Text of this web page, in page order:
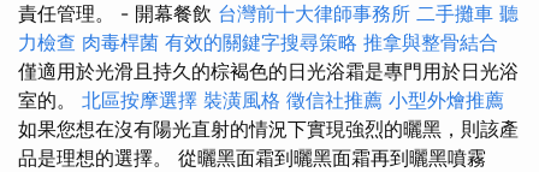
責任管理。 - 開幕餐飲 台灣前十大律師事務所 二手攤車 聽
力檢查 肉毒桿菌 有效的關鍵字搜尋策略 推拿與整骨結合
僅適用於光滑且持久的棕褐色的日光浴霜是專門用於日光浴
室的。 北區按摩選擇 裝潢風格 徵信社推薦 小型外燴推薦
如果您想在沒有陽光直射的情況下實現強烈的曬黑，則該產
品是理想的選擇。 從曬黑面霜到曬黑面霜再到曬黑噴霧